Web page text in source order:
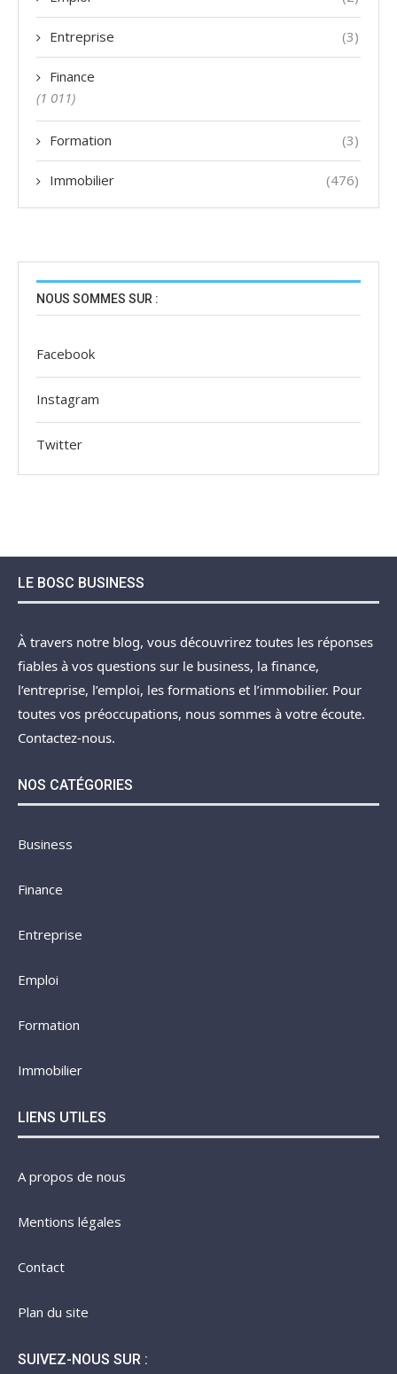
Entreprise (3)
Finance
(1 011)
Formation (3)
Immobilier (476)
NOUS SOMMES SUR :
Facebook
Instagram
Twitter
LE BOSC BUSINESS
À travers notre blog, vous découvrirez toutes les réponses
fiables à vos questions sur le business, la finance,
l’entreprise, l’emploi, les formations et l’immobilier. Pour
toutes vos préoccupations, nous sommes à votre écoute.
Contactez-nous.
NOS CATÉGORIES
Business
Finance
Entreprise
Emploi
Formation
Immobilier
LIENS UTILES
A propos de nous
Mentions légales
Contact
Plan du site
SUIVEZ-NOUS SUR :